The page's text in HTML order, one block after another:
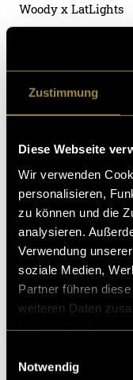
Zustimmung
Diese Webseite
Wir verwenden
personalisieren,
zu können und die
analysieren.
Verwendung
soziale Medien,
Partner führen
weiteren Daten
Notwendig
Woody x LatLights